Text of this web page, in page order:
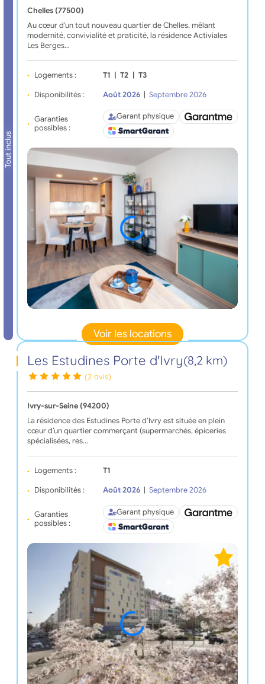
Tout inclus
Chelles (77500)
Au cœur d'un tout nouveau quartier de Chelles, mêlant
modernité, convivialité et praticité, la résidence Activiales
Les Berges…
Logements : T1 T2 T3
Disponibilités : Août 2026 Septembre 2026
Garanties
possibles :
Garant physique
Voir les locations
Les Estudines Porte d'Ivry(8,2 km)
(2 avis)
Ivry-sur-Seine (94200)
La résidence des Estudines Porte d’Ivry est située en plein
cœur d’un quartier commerçant (supermarchés, épiceries
spécialisées, res…
Logements : T1
Disponibilités : Août 2026 Septembre 2026
Garanties
possibles :
Garant physique